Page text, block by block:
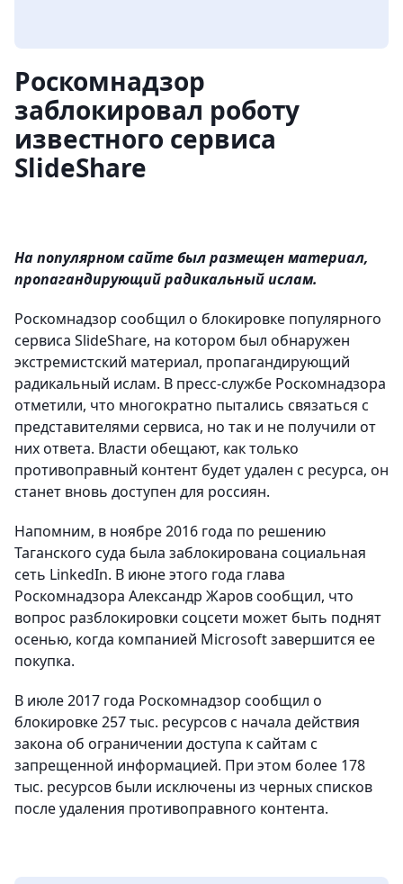
Роскомнадзор
заблокировал роботу
известного сервиса
SlideShare
На популярном сайте был размещен материал,
пропагандирующий радикальный ислам.
Роскомнадзор сообщил о блокировке популярного
сервиса SlideShare, на котором был обнаружен
экстремистский материал, пропагандирующий
радикальный ислам. В пресс-службе Роскомнадзора
отметили, что многократно пытались связаться с
представителями сервиса, но так и не получили от
них ответа. Власти обещают, как только
противоправный контент будет удален с ресурса, он
станет вновь доступен для россиян.
Напомним, в ноябре 2016 года по решению
Таганского суда была заблокирована социальная
сеть LinkedIn. В июне этого года глава
Роскомнадзора Александр Жаров сообщил, что
вопрос разблокировки соцсети может быть поднят
осенью, когда компанией Microsoft завершится ее
покупка.
В июле 2017 года Роскомнадзор сообщил о
блокировке 257 тыс. ресурсов с начала действия
закона об ограничении доступа к сайтам с
запрещенной информацией. При этом более 178
тыс. ресурсов были исключены из черных списков
после удаления противоправного контента.